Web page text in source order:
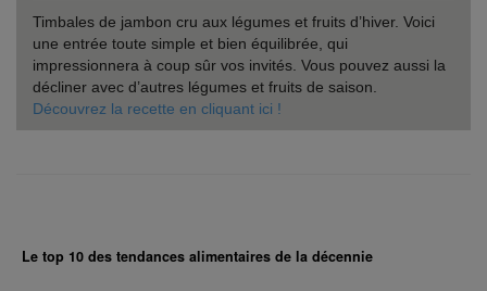
Timbales de jambon cru aux légumes et fruits d’hiver. Voici
une entrée toute simple et bien équilibrée, qui
impressionnera à coup sûr vos invités. Vous pouvez aussi la
décliner avec d’autres légumes et fruits de saison.
Découvrez la recette en cliquant ici !
Le top 10 des tendances alimentaires de la décennie